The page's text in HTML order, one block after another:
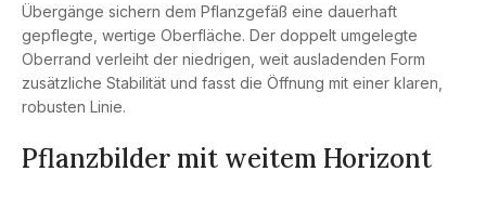
Übergänge sichern dem Pflanzgefäß eine dauerhaft
gepflegte, wertige Oberfläche. Der doppelt umgelegte
Oberrand verleiht der niedrigen, weit ausladenden Form
zusätzliche Stabilität und fasst die Öffnung mit einer klaren,
robusten Linie.
Pflanzbilder mit weitem Horizont